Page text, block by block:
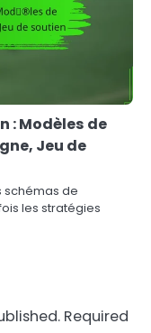
: Modèles de
Jeu de
schémas de
les stratégies
Required